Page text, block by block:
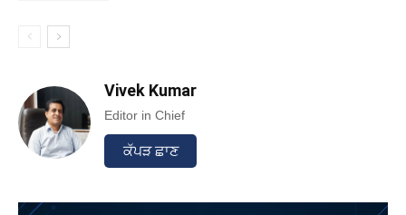
Vivek Kumar
Editor in Chief
ਕੱਪੜ ਛਾਣ